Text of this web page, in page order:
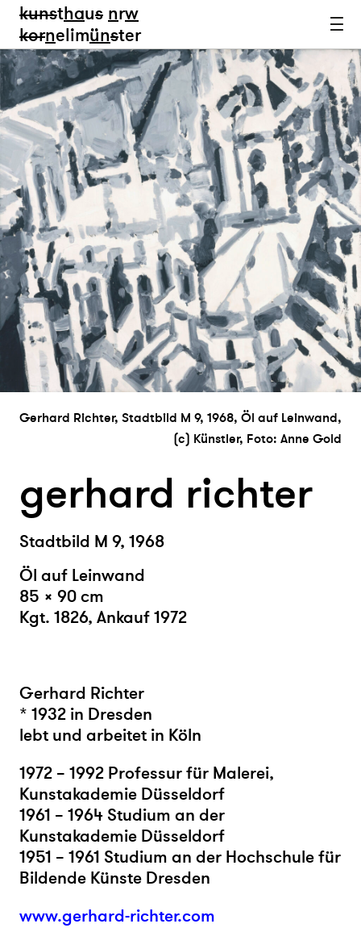
kunsthaus nrw
kornelimünster
Gerhard Richter, Stadtbild M 9, 1968, Öl auf Leinwand,
(c) Künstler, Foto: Anne Gold
gerhard richter
Stadtbild M 9, 1968
Öl auf Leinwand
85 × 90 cm
Kgt. 1826, Ankauf 1972
Gerhard Richter
* 1932 in Dresden
lebt und arbeitet in Köln
1972 – 1992 Professur für Malerei,
Kunstakademie Düsseldorf
1961 – 1964 Studium an der
Kunstakademie Düsseldorf
1951 – 1961 Studium an der Hochschule für
Bildende Künste Dresden
www.gerhard-richter.com